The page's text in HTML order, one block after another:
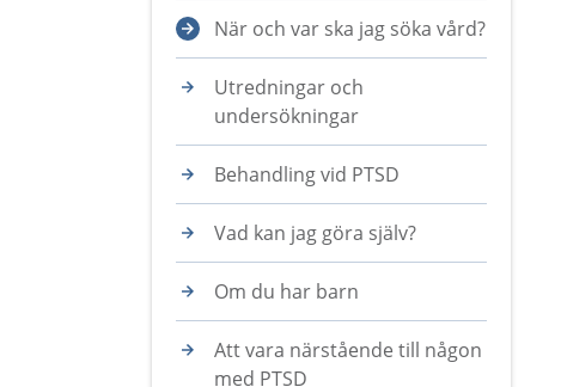
När och var ska jag söka vård?
Utredningar och
undersökningar
Behandling vid PTSD
Vad kan jag göra själv?
Om du har barn
Att vara närstående till någon
med PTSD